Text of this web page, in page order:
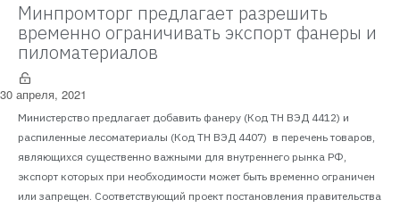
Минпромторг предлагает разрешить
временно ограничивать экспорт фанеры и
пиломатериалов
30 апреля, 2021
Министерство предлагает добавить фанеру (Код ТН ВЭД 4412) и
распиленные лесоматериалы (Код ТН ВЭД 4407) в перечень товаров,
являющихся существенно важными для внутреннего рынка РФ,
экспорт которых при необходимости может быть временно ограничен
или запрещен. Соответствующий проект постановления правительства